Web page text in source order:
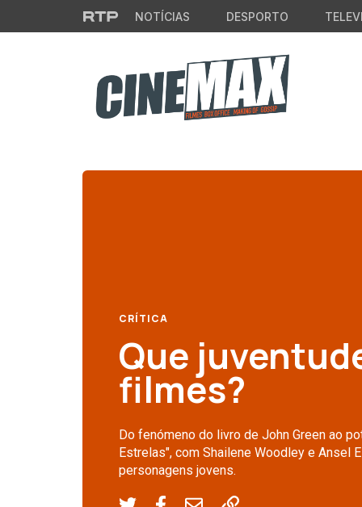
Saltar para o conteúdo principal
NOTÍCIAS DESPORTO
CRÍTICA
Que
filmes?
Do fenómeno do livro de John Green ao
Estrelas", com Shailene Woodley e Ansel
personagens jovens.